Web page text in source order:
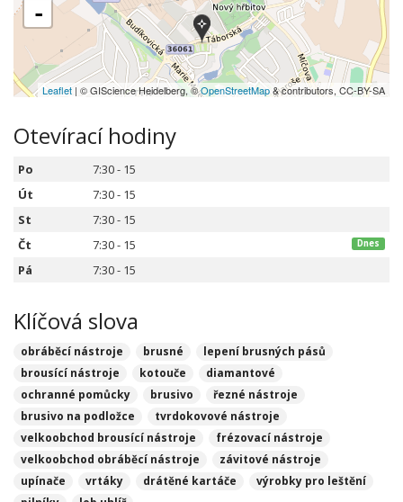
-
Leaflet | © GIScience Heidelberg, ©OpenStreetMap& contributors, CC-BY-SA
Otevírací hodiny
Po
7:30 - 15
Út
7:30 - 15
St
7:30 - 15
Čt
7:30 - 15 Dnes
Pá 7:30 - 15
Klíčová slova
obráběcí nástroje brusné
lepení brusných pásů
brousící nástroje
kotouče
diamantové
ochranné pomůcky
brusivo
řezné nástroje
brusivo na podložce
tvrdokovové nástroje
velkoobchod brousící nástroje
frézovací nástroje
velkoobchod obráběcí nástroje
závitové nástroje
upínače
vrtáky drátěné kartáče
výrobky pro leštění